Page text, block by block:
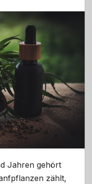
Jahren gehört
zählt,